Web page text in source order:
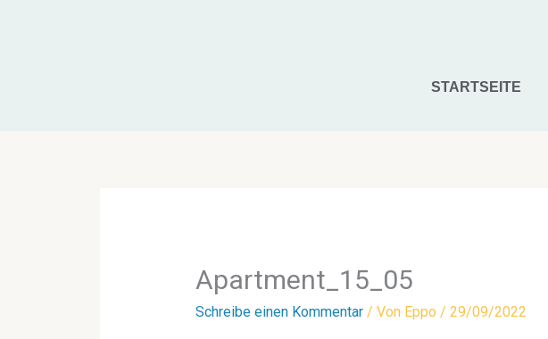
STARTSEITE
Apartment_15_05
Schreibe einen Kommentar / Von Eppo / 29/09/2022